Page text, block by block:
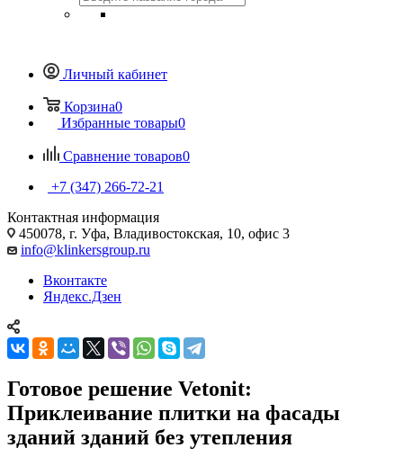
Личный кабинет
Корзина0
Избранные товары0
Сравнение товаров0
+7 (347) 266-72-21
Контактная информация
450078, г. Уфа, Владивостокская, 10, офис 3
info@klinkersgroup.ru
Вконтакте
Яндекс.Дзен
Готовое решение Vetonit:
Приклеивание плитки на фасады
зданий зданий без утепления